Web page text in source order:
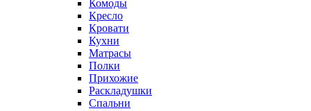
Комоды
Кресло
Кровати
Кухни
Матрасы
Полки
Прихожие
Раскладушки
Спальни